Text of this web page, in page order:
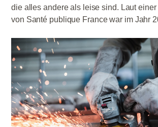
die alles andere als leise sind. Laut
von Santé publique France war im Jahr